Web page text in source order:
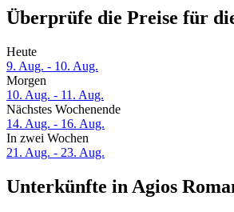
Überprüfe die Preise für
Heute
9. Aug. - 10. Aug.
Morgen
10. Aug. - 11. Aug.
Nächstes Wochenende
14. Aug. - 16. Aug.
In zwei Wochen
21. Aug. - 23. Aug.
Unterkünfte in Agios